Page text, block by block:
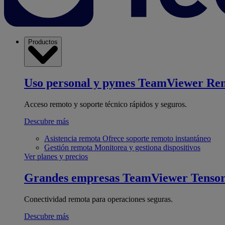
Productos
Uso personal y pymes TeamViewer
Acceso remoto y soporte técnico rápidos y seguros.
Descubre más
Asistencia remota Ofrece soporte remoto instantáneo
Gestión remota Monitorea y gestiona dispositivos
Ver planes y precios
Grandes empresas TeamViewer Tensor
Conectividad remota para operaciones seguras.
Descubre más